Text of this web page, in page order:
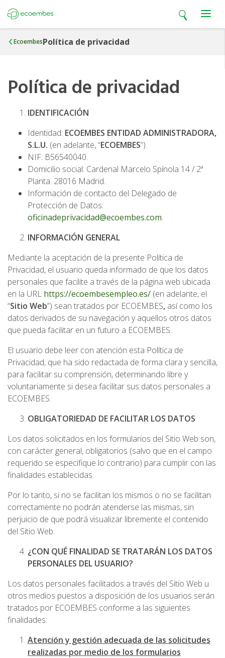
Open search
Open
EcoembesPolítica de privacidad
Política de privacidad
IDENTIFICACIÓN
Identidad: ECOEMBES ENTIDAD ADMINISTRADORA,
S.L.U. (en adelante, “ECOEMBES”).
NIF: B56540040.
Domicilio social: Cardenal Marcelo Spínola 14 / 2ª
Planta. 28016 Madrid.
Información de contacto del Delegado de
Protección de Datos:
oficinadeprivacidad@ecoembes.com.
INFORMACIÓN GENERAL
Mediante la aceptación de la presente Política de
Privacidad, el usuario queda informado de que los datos
personales que facilite a través de la página web ubicada
en la URL https://ecoembesempleo.es/ (en adelante, el
“Sitio Web”) sean tratados por ECOEMBES, así como los
datos derivados de su navegación y aquellos otros datos
que pueda facilitar en un futuro a ECOEMBES.
El usuario debe leer con atención esta Política de
Privacidad, que ha sido redactada de forma clara y sencilla,
para facilitar su comprensión, determinando libre y
voluntariamente si desea facilitar sus datos personales a
ECOEMBES.
OBLIGATORIEDAD DE FACILITAR LOS DATOS
Los datos solicitados en los formularios del Sitio Web son,
con carácter general, obligatorios (salvo que en el campo
requerido se especifique lo contrario) para cumplir con las
finalidades establecidas.
Por lo tanto, si no se facilitan los mismos o no se facilitan
correctamente no podrán atenderse las mismas, sin
perjuicio de que podrá visualizar libremente el contenido
del Sitio Web.
¿CON QUÉ FINALIDAD SE TRATARÁN LOS DATOS
PERSONALES DEL USUARIO?
Los datos personales facilitados a través del Sitio Web u
otros medios puestos a disposición de los usuarios serán
tratados por ECOEMBES conforme a las siguientes
finalidades:
Atención y gestión adecuada de las solicitudes
realizadas por medio de los formularios